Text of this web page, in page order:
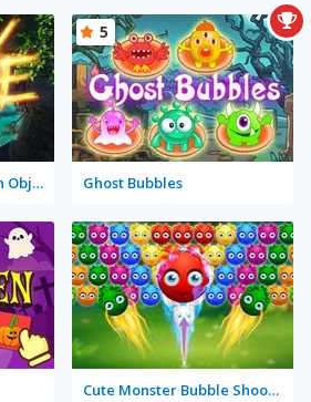
Mystery Venue Hidden Object Ghost Bubbles
5
Cute Monster Bubble Shooter